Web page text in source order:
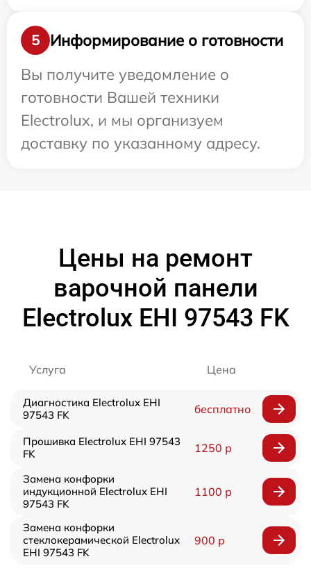
5
Информирование о готовности
Вы получите уведомление о
готовности Вашей техники
Electrolux, и мы организуем
доставку по указанному адресу.
Цены на ремонт
варочной панели
Electrolux EHI 97543 FK
Услуга Цена
Диагностика Electrolux EHI
97543 FK
бесплатно
Прошивка Electrolux EHI 97543
FK
1250 р
Замена конфорки
индукционной Electrolux EHI
97543 FK
1100 р
Замена конфорки
стеклокерамической Electrolux
EHI 97543 FK
900 р